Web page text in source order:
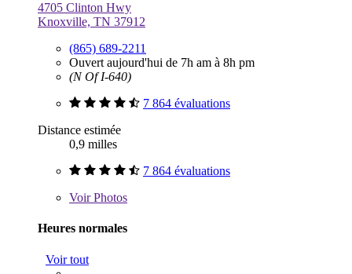
4705 Clinton Hwy
Knoxville, TN 37912
(865) 689-2211
Ouvert aujourd'hui de 7h am à 8h pm
(N Of I-640)
7 864 évaluations
Distance estimée
0,9 milles
7 864 évaluations
VoirPhotos
Heures normales
Voir tout